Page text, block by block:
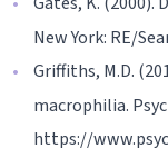
New York: RE/
Griffiths, M.D.
macrophilia.
https://